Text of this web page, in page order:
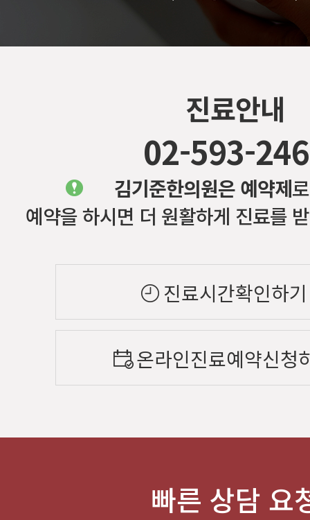
진료안내
02-593-
김기준한의원은 예약제
예약을 하시면 더 원활하게 진료를
진료시간확인하기
온라인진료예약신청
빠른 상담 요